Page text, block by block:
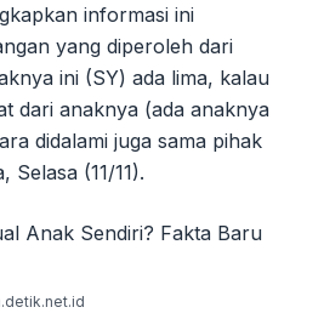
informasi ini
yang diperoleh dari
ini (SY) ada lima, kalau
dari anaknya (ada anaknya
didalami juga sama pihak
Selasa (11/11).